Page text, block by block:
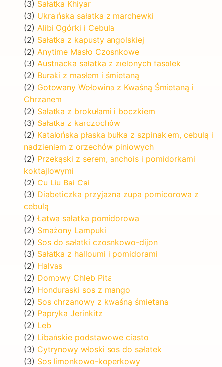
(3) Sałatka Khiyar
(3) Ukraińska sałatka z marchewki
(2) Alibi Ogórki i Cebula
(2) Sałatka z kapusty angolskiej
(2) Anytime Masło Czosnkowe
(3) Austriacka sałatka z zielonych fasolek
(2) Buraki z masłem i śmietaną
(2) Gotowany Wołowina z Kwaśną Śmietaną i
Chrzanem
(2) Sałatka z brokułami i boczkiem
(3) Sałatka z karczochów
(2) Katalońska płaska bułka z szpinakiem, cebulą i
nadzieniem z orzechów piniowych
(2) Przekąski z serem, anchois i pomidorkami
koktajlowymi
(2) Cu Liu Bai Cai
(3) Diabeticzka przyjazna zupa pomidorowa z
cebulą
(2) Łatwa sałatka pomidorowa
(2) Smażony Lampuki
(2) Sos do sałatki czosnkowo-dijon
(3) Sałatka z halloumi i pomidorami
(2) Halvas
(2) Domowy Chleb Pita
(2) Honduraski sos z mango
(2) Sos chrzanowy z kwaśną śmietaną
(2) Papryka Jerinkitz
(2) Leb
(2) Libańskie podstawowe ciasto
(3) Cytrynowy włoski sos do sałatek
(3) Sos limonkowo-koperkowy